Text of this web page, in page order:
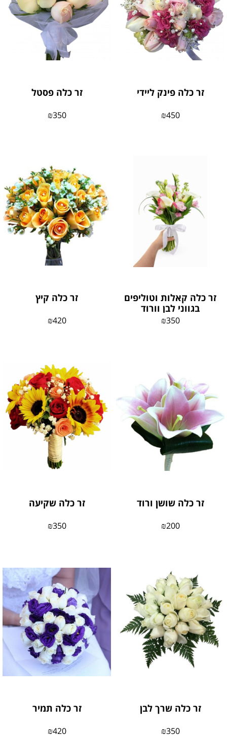
זר כלה פינק ליידי
₪450
זר כלה פסטל
₪350
זר כלה קאלות וטוליפים
בגווני לבן וורוד
₪350
זר כלה קיץ
₪420
זר כלה שושן ורוד
₪200
זר כלה שקיעה
₪350
זר כלה שרך לבן
₪350
זר כלה תמיר
₪420